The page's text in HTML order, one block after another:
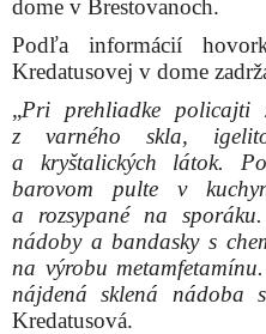
dome v Brestovanoch.
Podľa informácií
Kredatusovej v dome
„Pri prehliadke policajti
z varného skla,
a kryštalických látok.
barovom pulte v
a rozsypané na
nádoby a bandasky s
na výrobu
nájdená sklená nádoba
Kredatusová.